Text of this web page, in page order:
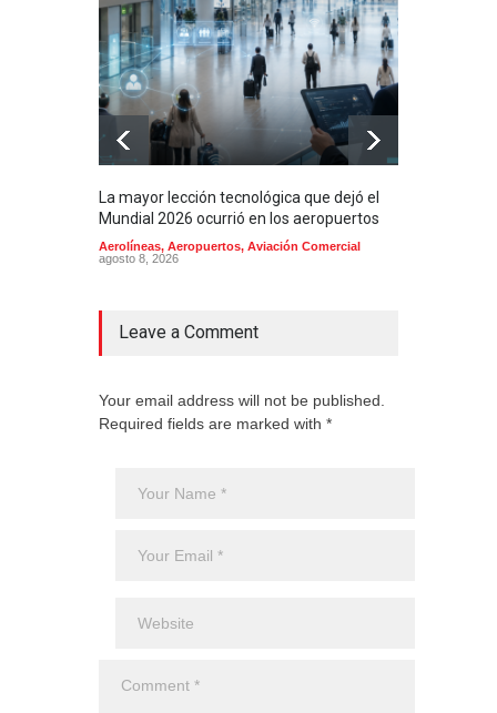
La mayor lección tecnológica que dejó el
Mundial 2026 ocurrió en los aeropuertos
Aerolíneas, Aeropuertos, Aviación Comercial
agosto 8, 2026
Leave a Comment
Your email address will not be published.
Required fields are marked with *